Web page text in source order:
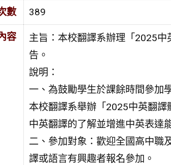
數 389
容
主旨：本校翻譯系辦理「2025
告。
說明：
一、為鼓勵學生於課餘時間參加
本校翻譯系舉辦「2025中英翻
中英翻譯的了解並增進中英表達
二、參加對象：歡迎全國高中職
譯或語言有興趣者報名參加。